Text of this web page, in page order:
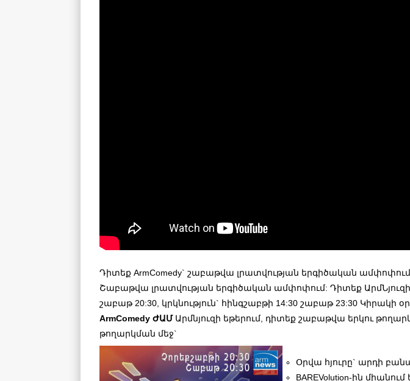
Դիտեք ArmComedy` շաբաթվա լրատվության երգիծական
Շաբաթվա լրատվության երգիծական ամփոփում: Դիտեք ԱրմՆյուզի
շաբաթ 20:30, կրկնություն` հինգշաբթի 14:30 շաբաթ 23:30 Կիրակի
ArmComedy ԺԱՄԱրմնյուզի եթերում, դիտեք շաբաթվա երկու
թողարկման մեջ`
Օրվա հյուրը` արդի
BAREVolution-ին